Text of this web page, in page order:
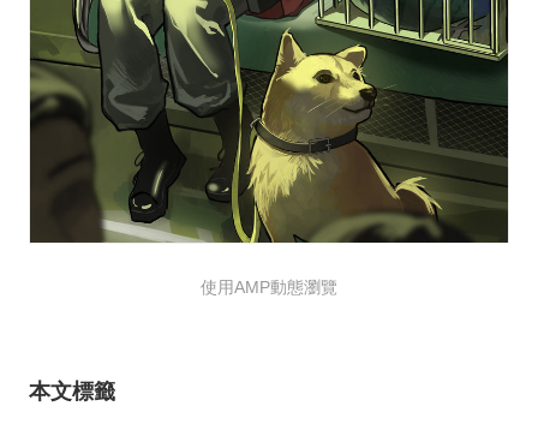
使用AMP動態瀏覽
本文標籤